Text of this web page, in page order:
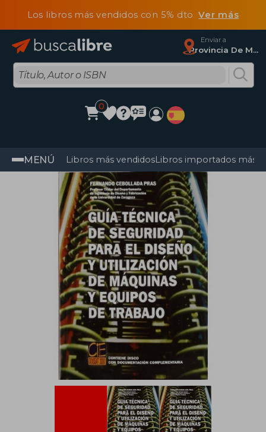
Los libros más vendidos con 5% dtoVer más
Enviar a
Provincia De Madrid
0
MENÚ Libros más vendidosLibros importados más